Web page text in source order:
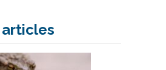
articles